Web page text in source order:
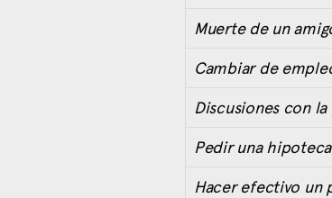
Muerte de un
Cambiar de
Discusiones con
Pedir una
Hacer efectivo un